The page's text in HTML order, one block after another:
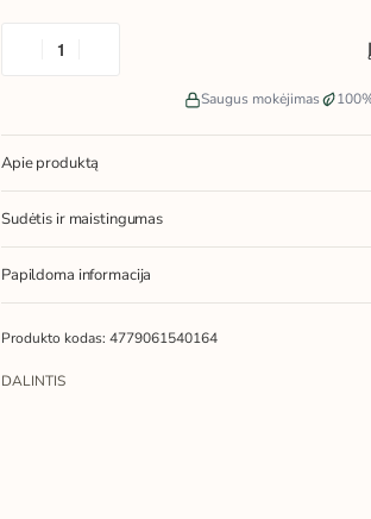
Saugus mokėjimas
Apie produktą
Sudėtis ir maistingumas
Papildoma informacija
4779061540164
DALINTIS